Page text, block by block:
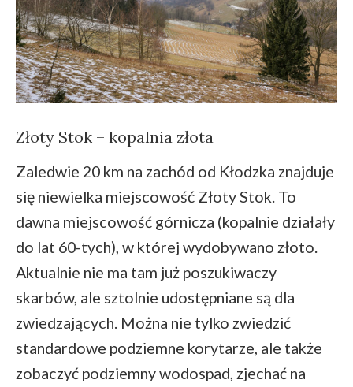
Złoty Stok – kopalnia złota
Zaledwie 20 km na zachód od Kłodzka znajduje
się niewielka miejscowość Złoty Stok. To
dawna miejscowość górnicza (kopalnie działały
do lat 60-tych), w której wydobywano złoto.
Aktualnie nie ma tam już poszukiwaczy
skarbów, ale sztolnie udostępniane są dla
zwiedzających. Można nie tylko zwiedzić
standardowe podziemne korytarze, ale także
zobaczyć podziemny wodospad, zjechać na